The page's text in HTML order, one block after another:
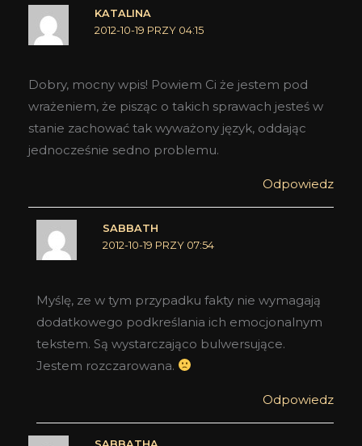
KATALINA
2012-10-19 PRZY 04:15
Dobry, mocny wpis! Powiem Ci że jestem pod
wrażeniem, że pisząc o takich sprawach jesteś w
stanie zachować tak wyważony język, oddając
jednocześnie sedno problemu.
Odpowiedz
SABBATH
2012-10-19 PRZY 07:54
Myślę, ze w tym przypadku fakty nie wymagają
dodatkowego podkreślania ich emocjonalnym
tekstem. Są wystarczająco bulwersujące.
Jestem rozczarowana.
Odpowiedz